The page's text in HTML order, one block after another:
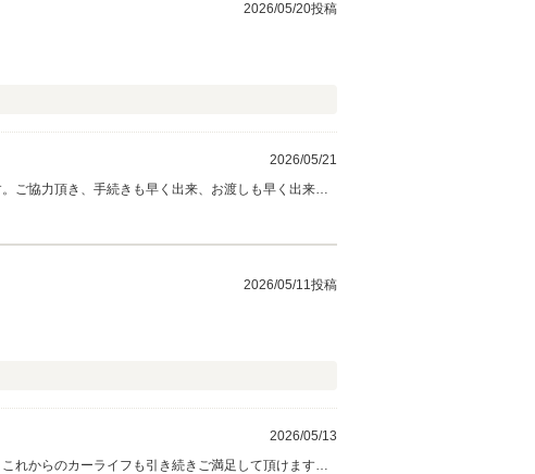
2026/05/20投稿
2026/05/21
ご協力頂き、手続きも早く出来、お渡しも早く出来良
2026/05/11投稿
2026/05/13
れからのカーライフも引き続きご満足して頂けますよ